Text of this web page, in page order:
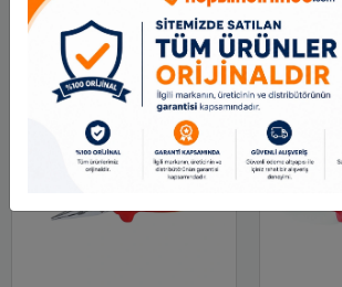
Benzer Ürünler